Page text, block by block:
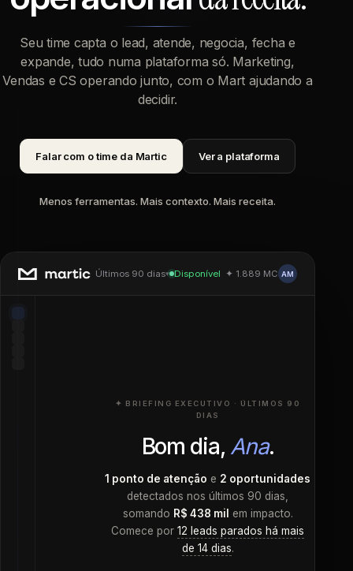
Seu time capta o lead, atende, negocia, fecha e
expande, tudo numa plataforma só. Marketing,
Vendas e CS operando junto, com o Mart ajudando a
decidir.
Falar com o time da Martic Ver a plataforma
Menos ferramentas. Mais contexto. Mais receita.
Últimos 90 dias▾ Disponível ✦ 1.889 MC AM
✦ BRIEFING EXECUTIVO · ÚLTIMOS 90
DIAS
Bom dia, Ana.
1 ponto de atenção e 2 oportunidades
detectados nos últimos 90 dias,
somando R$ 438 mil em impacto.
Comece por 12 leads parados há mais
de 14 dias.